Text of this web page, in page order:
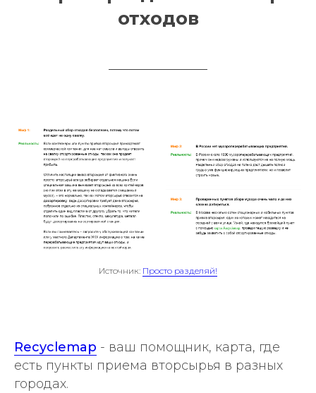
отходов
Источник: Просто разделяй!
Recyclemap - ваш помощник, карта, где
есть пункты приема вторсырья в разных
городах.